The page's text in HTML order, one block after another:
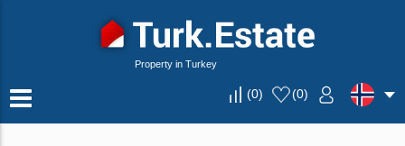
Property in Turkey
(0) (0)